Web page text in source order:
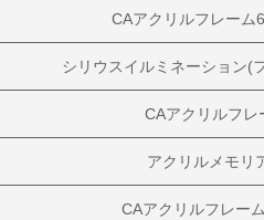
CAアクリルフレーム
シリウスイルミネーション(
CAアクリルフレ
アクリルメモリ
CAアクリルフレー